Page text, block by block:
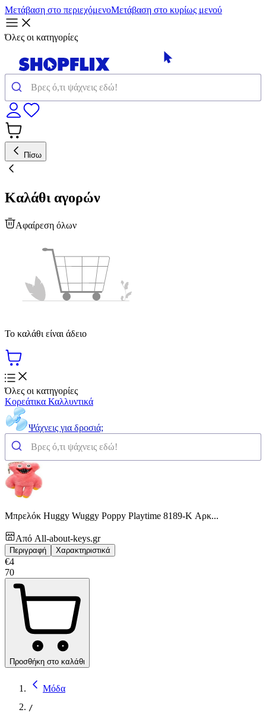
Μετάβαση στο περιεχόμενοΜετάβαση στο κυρίως μενού
Όλες οι κατηγορίες
Πίσω
Καλάθι αγορών
Αφαίρεση όλων
Το καλάθι είναι άδειο
Όλες οι κατηγορίες
Κορεάτικα Καλλυντικά
Ψάχνεις για δροσιά;
Μπρελόκ Huggy Wuggy Poppy Playtime 8189-K Αρκ...
Από All-about-keys.gr
Περιγραφή Χαρακτηριστικά
€4
70
Προσθήκη στο καλάθι
Μόδα
/